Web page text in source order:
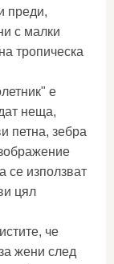
преди,
с малки
тропическа
е
неща,
петна, зебра
се използват
цял
че
жени след